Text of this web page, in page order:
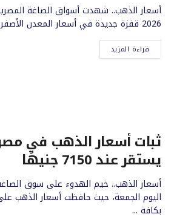
2026 قفزة جديدة في أسعار المعدن الأصفر، حيث سجل "جرام ...
قراءة المزيد
يستقر عند 7150 جنيهًا
أسعار الذهب.. خيم الهدوء على سوق
اليوم الجمعة، حيث حافظت أسعار الذهب
بكافة ...